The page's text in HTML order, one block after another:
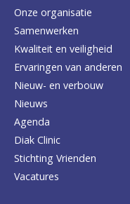
e
r
u
g
n
a
a
Onze organisatie
Samenwerken
Kwaliteit en veiligheid
Ervaringen van anderen
Nieuw- en verbouw
Nieuws
Agenda
Diak Clinic
Stichting Vrienden
Vacatures